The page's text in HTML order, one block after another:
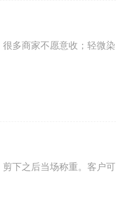
多商家不愿意收；轻微染
下之后当场称重。客户可